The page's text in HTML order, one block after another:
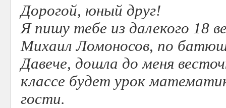
Дорогой, юный друг!
Я пишу тебе из далекого 18
Михаил Ломоносов, по
Давече, дошла до меня
классе будет урок
гости.